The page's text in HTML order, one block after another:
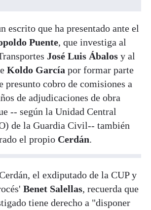
escrito que ha presentado ante el
Puente, que investiga al
José Luis Ábalos y al
Koldo García por formar parte
presunto cobro de comisiones a
de adjudicaciones de obra
-- según la Unidad Central
de la Guardia Civil-- también
el propio Cerdán.
el exdiputado de la CUP y
Benet Salellas, recuerda que
tiene derecho a "disponer